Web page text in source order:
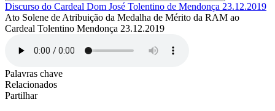
Discurso do Cardeal Dom José Tolentino de Mendonça 23.12.2019
Ato Solene de Atribuição da Medalha de Mérito da RAM ao
Cardeal Tolentino Mendonça 23.12.2019
Palavras chave
Relacionados
Partilhar